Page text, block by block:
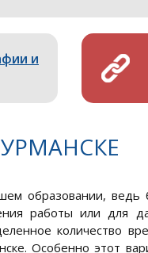
и
образовании, ведь
работы или для
количество
Особенно этот